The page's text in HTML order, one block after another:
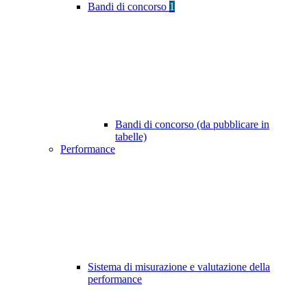
Bandi di concorso 1
Bandi di concorso (da pubblicare in
tabelle)
Performance
Sistema di misurazione e valutazione della
performance